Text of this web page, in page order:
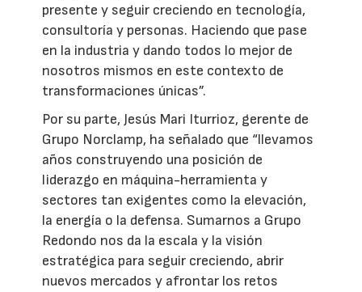
presente y seguir creciendo en tecnología,
consultoría y personas. Haciendo que pase
en la industria y dando todos lo mejor de
nosotros mismos en este contexto de
transformaciones únicas”.
Por su parte, Jesús Mari Iturrioz, gerente de
Grupo Norclamp, ha señalado que “llevamos
años construyendo una posición de
liderazgo en máquina-herramienta y
sectores tan exigentes como la elevación,
la energía o la defensa. Sumarnos a Grupo
Redondo nos da la escala y la visión
estratégica para seguir creciendo, abrir
nuevos mercados y afrontar los retos